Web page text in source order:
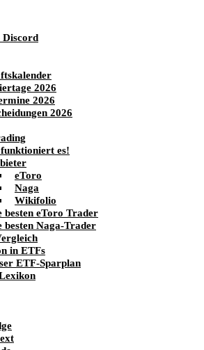
Discord
2026
2026
2026
funktioniert es!
eToro
Naga
Wikifolio
besten eToro Trader
besten Naga-Trader
in ETFs
ETF-Sparplan